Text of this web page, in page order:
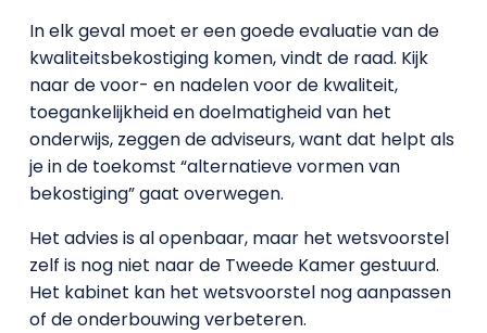
In elk geval moet er een goede evaluatie van de
kwaliteitsbekostiging komen, vindt de raad. Kijk
naar de voor- en nadelen voor de kwaliteit,
toegankelijkheid en doelmatigheid van het
onderwijs, zeggen de adviseurs, want dat helpt als
je in de toekomst “alternatieve vormen van
bekostiging” gaat overwegen.
Het advies is al openbaar, maar het wetsvoorstel
zelf is nog niet naar de Tweede Kamer gestuurd.
Het kabinet kan het wetsvoorstel nog aanpassen
of de onderbouwing verbeteren.